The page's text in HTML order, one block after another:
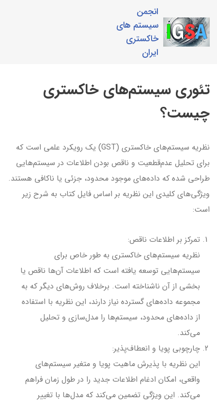
انجمن
سیستم های
خاکستری
ایران
تئوری سیستم‌های خاکستری
چیست؟
نظریه سیستم‌های خاکستری (GST) یک رویکرد علمی است که
برای تحلیل عدم‌قطعیت و ناقص بودن اطلاعات در سیستم‌هایی
طراحی شده که داده‌های موجود محدود، جزئی یا ناکافی هستند.
ویژگی‌های کلیدی این نظریه بر اساس فایل کتاب به شرح زیر
است:
تمرکز بر اطلاعات ناقص:
نظریه سیستم‌های خاکستری به طور خاص برای
سیستم‌هایی توسعه یافته است که اطلاعات آن‌ها ناقص یا
بخشی از آن ناشناخته است. برخلاف روش‌های دیگر که به
مجموعه داده‌های گسترده نیاز دارند، این نظریه با استفاده
از داده‌های محدود، سیستم‌ها را مدل‌سازی و تحلیل
می‌کند.
چارچوبی پویا و انعطاف‌پذیر:
این نظریه با پذیرش ماهیت پویا و متغیر سیستم‌های
واقعی، امکان ادغام اطلاعات جدید را در طول زمان فراهم
می‌کند. این ویژگی تضمین می‌کند که مدل‌ها با تغییر